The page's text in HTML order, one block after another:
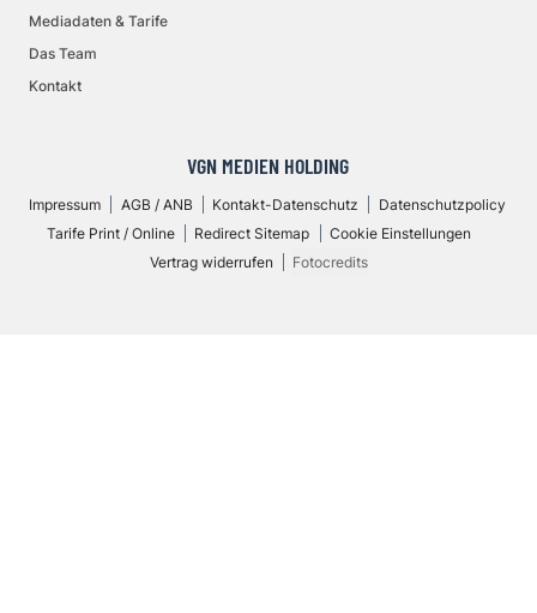
Mediadaten & Tarife
Das Team
Kontakt
VGN MEDIEN HOLDING
Impressum AGB / ANB Kontakt-Datenschutz
Datenschutzpolicy
Tarife Print / Online
Redirect Sitemap
Cookie Einstellungen
Vertrag widerrufen
Fotocredits